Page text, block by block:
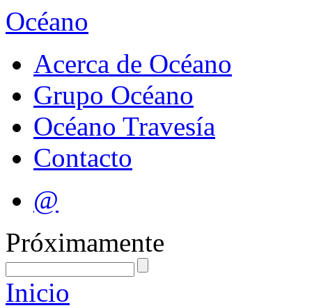
Océano
Acerca de Océano
Grupo Océano
Océano Travesía
Contacto
@
Próximamente
Inicio